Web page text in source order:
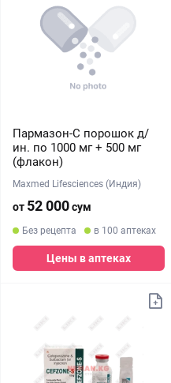
Пармазон-С порошок д/
ин. по 1000 мг + 500 мг
(флакон)
Maxmed Lifesciences (Индия)
от 52 000сум
Без рецепта в 100 аптеках
Цены в аптеках